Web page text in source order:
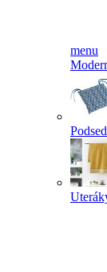
menu